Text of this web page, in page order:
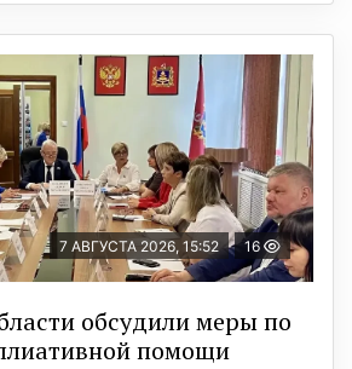
7 АВГУСТА 2026, 15:52 16
обсудили меры по
помощи